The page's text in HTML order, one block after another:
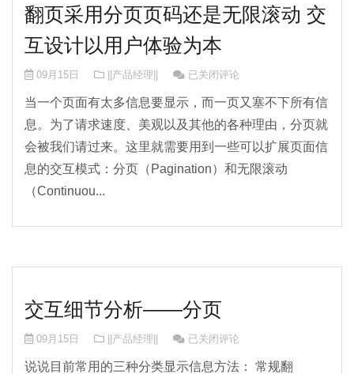
翻页采用分页页码还是无限滚动 交
互设计以用户体验为本
09月15日 ||产品经理|| 翻页采用分页页码还是无限滚动 交
已关闭评论
当一个页面有太多信息要显示，而一页又塞不下所有信
息。为了请求速度、美观以及其他的各种理由，分页就
会被我们请过来。这里就需要用到一些可以扩展页面信
息的交互模式：分页（Pagination）和无限滚动
（Continuou...
交互细节分析——分页
09月15日 ||产品经理|| 交互细节分析——分页
已关闭评论
说说目前常用的三种分类显示信息方法： 常规翻